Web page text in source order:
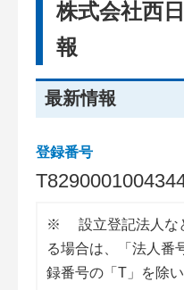
株式会社西
報
最新情報
登録番号
T829000100434
※
設立登記法人な
る場合は、「法人番
録番号の「T」を除